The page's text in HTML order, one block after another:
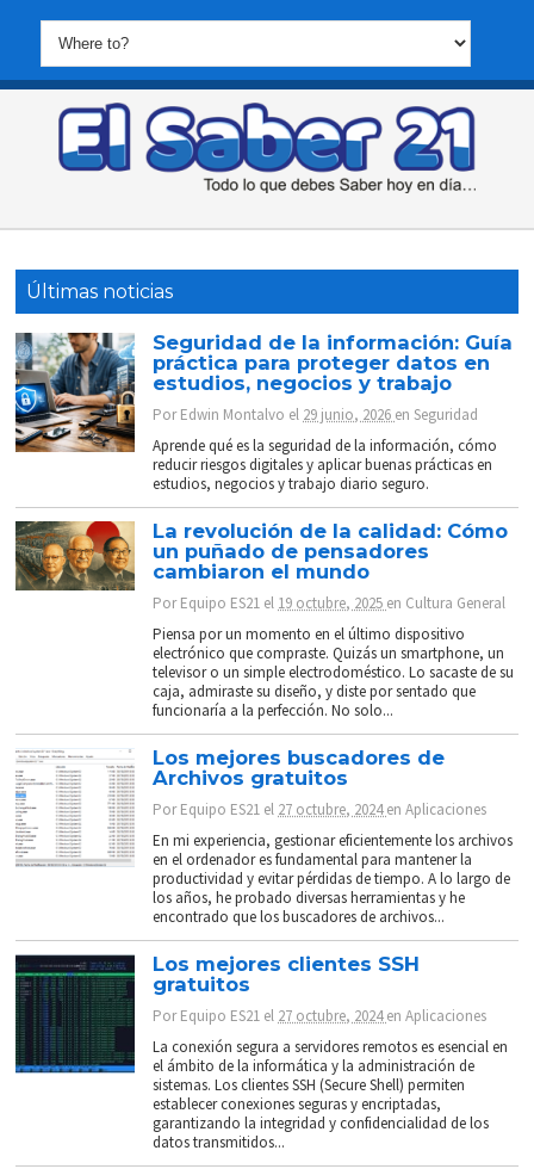
Últimas noticias
Seguridad de la información: Guía
práctica para proteger datos en
estudios, negocios y trabajo
PorEdwin Montalvo el 29 junio, 2026 enSeguridad
Aprende qué es la seguridad de la información, cómo
reducir riesgos digitales y aplicar buenas prácticas en
estudios, negocios y trabajo diario seguro.
La revolución de la calidad: Cómo
un puñado de pensadores
cambiaron el mundo
PorEquipo ES21 el 19 octubre, 2025 en Cultura General
Piensa por un momento en el último dispositivo
electrónico que compraste. Quizás un smartphone, un
televisor o un simple electrodoméstico. Lo sacaste de su
caja, admiraste su diseño, y diste por sentado que
funcionaría a la perfección. No solo...
Los mejores buscadores de
Archivos gratuitos
PorEquipo ES21 el 27 octubre, 2024enAplicaciones
En mi experiencia, gestionar eficientemente los archivos
en el ordenador es fundamental para mantener la
productividad y evitar pérdidas de tiempo. A lo largo de
los años, he probado diversas herramientas y he
encontrado que los buscadores de archivos...
Los mejores clientes SSH
gratuitos
PorEquipo ES21 el 27 octubre, 2024enAplicaciones
La conexión segura a servidores remotos es esencial en
el ámbito de la informática y la administración de
sistemas. Los clientes SSH (Secure Shell) permiten
establecer conexiones seguras y encriptadas,
garantizando la integridad y confidencialidad de los
datos transmitidos...